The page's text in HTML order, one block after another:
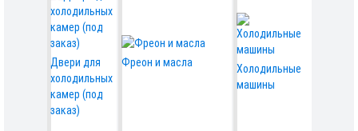
Двери для
холодильных
камер (под
заказ)
Фреон и масла
Холодильные
машины